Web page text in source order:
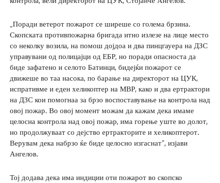
„Поради ветерот пожарот се ширеше со голема брзина.
Скопската противпожарна бригада итно излезе на лице место
со неколку возила, на помош дојдоа и два пинцгауера на ДЗС
управувани од полицајци од ЕБР, но поради опасноста да
биде зафатено и селото Батинци, бидејќи пожарот се
движеше во таа насока, по барање на директорот на ЦУК,
испративме и еден хеликоптер на МВР, како и два ертрактори
на ДЗС кои помогнаа за брзо воспоставување на контрола над
овој пожар. Во овој момент можам да кажам дека имаме
целосна контрола над овој пожар, има горење уште во долот,
но продолжуваат со дејство ертракторите и хеликоптерот.
Верувам дека набрзо ќе биде целосно изгаснат“, изјави
Ангелов.
Тој додава дека има индиции оти пожарот во скопско